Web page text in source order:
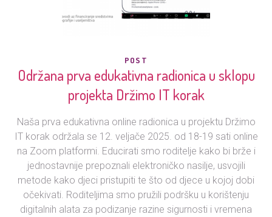
POST
Održana prva edukativna radionica u sklopu
projekta Držimo IT korak
Naša prva edukativna online radionica u projektu Držimo
IT korak održala se 12. veljače 2025. od 18-19 sati online
na Zoom platformi. Educirati smo roditelje kako bi brže i
jednostavnije prepoznali elektroničko nasilje, usvojili
metode kako djeci pristupiti te što od djece u kojoj dobi
očekivati. Roditeljima smo pružili podršku u korištenju
digitalnih alata za podizanje razine sigurnosti i vremena